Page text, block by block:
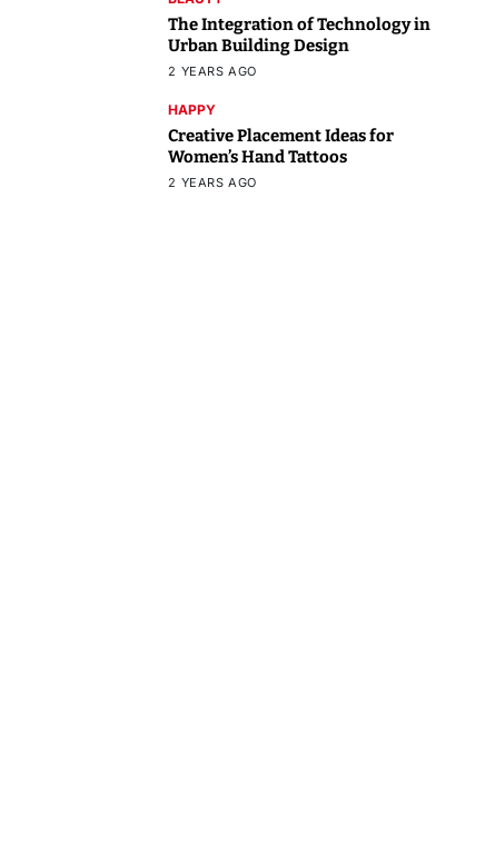
The Integration of Technology in
Urban Building Design
2 YEARS AGO
HAPPY
Creative Placement Ideas for
Women’s Hand Tattoos
2 YEARS AGO